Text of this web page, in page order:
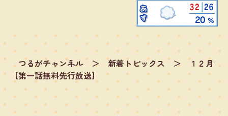
つるがチャンネル ＞ 新着トピックス ＞
１２月
【第一話無料先行放送】